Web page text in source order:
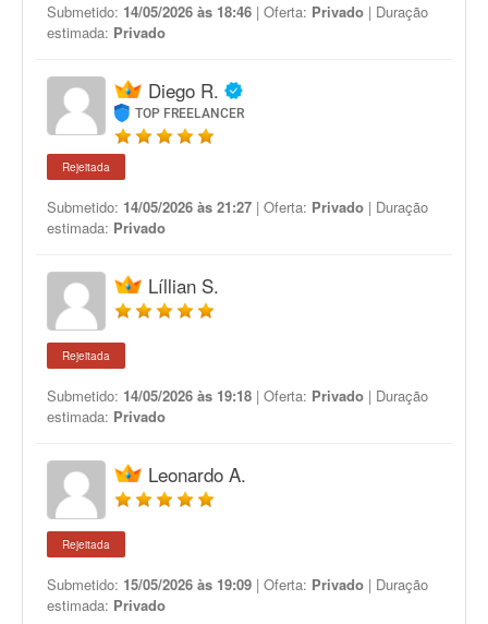
Submetido: 14/05/2026 às 18:46 | Oferta: Privado | Duração
estimada: Privado
Diego R.
TOP FREELANCER
Rejeitada
Submetido: 14/05/2026 às 21:27 | Oferta: Privado | Duração
estimada: Privado
Líllian S.
Rejeitada
Submetido: 14/05/2026 às 19:18 | Oferta: Privado | Duração
estimada: Privado
Leonardo A.
Rejeitada
Submetido: 15/05/2026 às 19:09 | Oferta: Privado | Duração
estimada: Privado